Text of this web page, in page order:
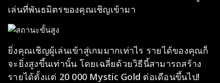
เล่นที่พันธมิตรของคุณเชิญเข้ามา
ยิ่งคุณเชิญผู้เล่นเข้าสู่เกมมากเท่าไร รายได้ของคุณก็
จะยิ่งสูงขึ้นเท่านั้น โดยเฉลี่ยด้วยวิธีนี้สามารถสร้าง
รายได้ตั้งแต่ 20 000 Mystic Gold ต่อเดือนขึ้นไป!